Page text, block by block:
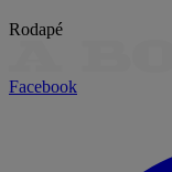
Rodapé
Facebook